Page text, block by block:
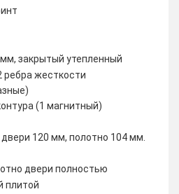
закрытый утепленный
ребра жесткости
(1 магнитный)
120 мм, полотно 104 мм.
двери полностью
плитой